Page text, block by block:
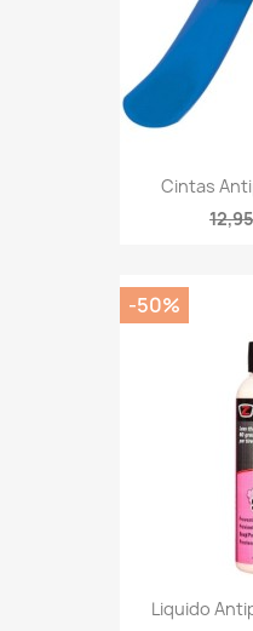
Cintas
Liquido
-50%